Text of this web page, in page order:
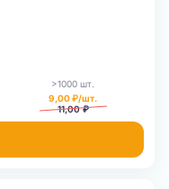
>1000 шт.
9,00 ₽/шт.
11,00 ₽